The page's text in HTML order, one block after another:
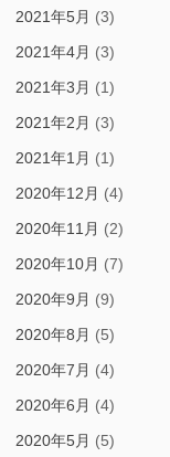
2021年5月 (3)
2021年4月 (3)
2021年3月 (1)
2021年2月 (3)
2021年1月 (1)
2020年12月 (4)
2020年11月 (2)
2020年10月 (7)
2020年9月 (9)
2020年8月 (5)
2020年7月 (4)
2020年6月 (4)
2020年5月 (5)